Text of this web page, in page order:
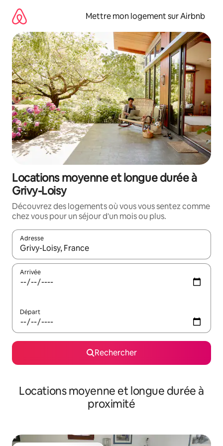
directement
contenu
Mettre mon logement sur Airbnb
Locations moyenne et longue durée à
Grivy-Loisy
Découvrez des logements où vous vous sentez comme
chez vous pour un séjour d'un mois ou plus.
Adresse
Lorsque les résultats s'affichent, utilisez les flèches vers le
Arrivée
Départ
Rechercher
Locations moyenne et longue durée à
proximité